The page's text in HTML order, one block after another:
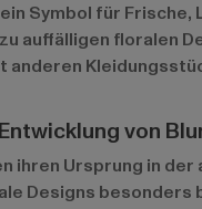
Symbol für Frische,
auffälligen floralen
anderen
von
ihren Ursprung in
Designs besonders